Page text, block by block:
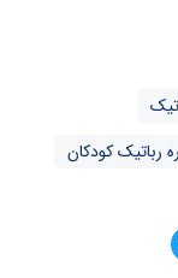
رباتیک کودکان